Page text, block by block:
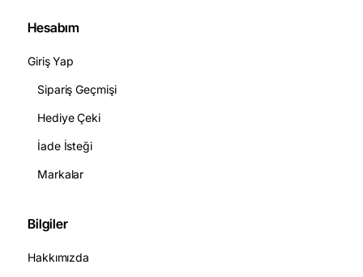
Hesabım
Giriş Yap
Sipariş Geçmişi
Hediye Çeki
İade İsteği
Markalar
Bilgiler
Hakkımızda